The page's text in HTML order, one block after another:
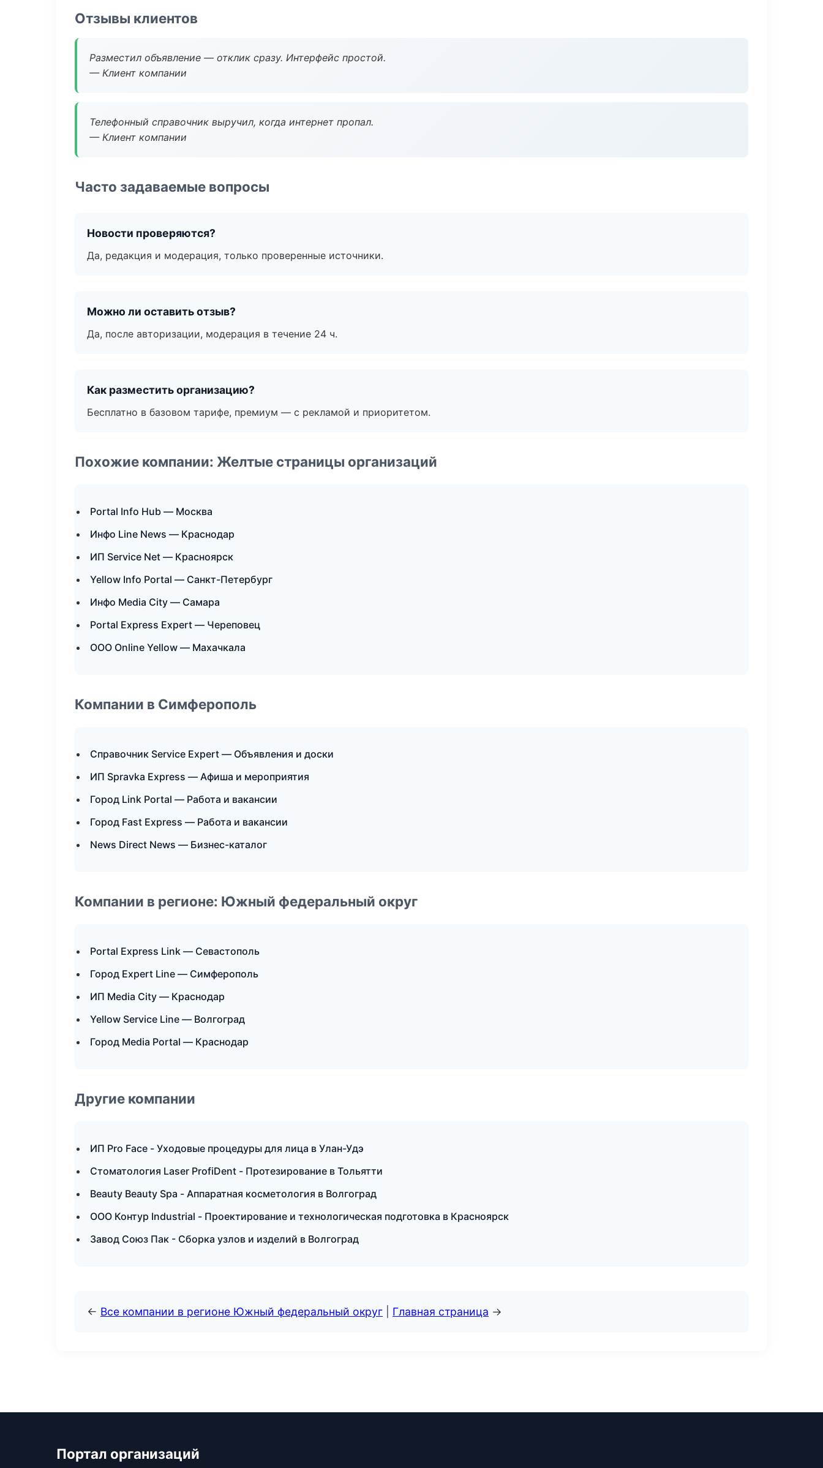
Отзывы клиентов
Разместил объявление — отклик сразу. Интерфейс простой.
— Клиент компании
Телефонный справочник выручил, когда интернет пропал.
— Клиент компании
Часто задаваемые вопросы
Новости проверяются?
Да, редакция и модерация, только проверенные источники.
Можно ли оставить отзыв?
Да, после авторизации, модерация в течение 24 ч.
Как разместить организацию?
Бесплатно в базовом тарифе, премиум — с рекламой и приоритетом.
Похожие компании: Желтые страницы организаций
Portal Info Hub — Москва
Инфо Line News — Краснодар
ИП Service Net — Красноярск
Yellow Info Portal — Санкт-Петербург
Инфо Media City — Самара
Portal Express Expert — Череповец
ООО Online Yellow — Махачкала
Компании в Симферополь
Справочник Service Expert — Объявления и доски
ИП Spravka Express — Афиша и мероприятия
Город Link Portal — Работа и вакансии
Город Fast Express — Работа и вакансии
News Direct News — Бизнес-каталог
Компании в регионе: Южный федеральный округ
Portal Express Link — Севастополь
Город Expert Line — Симферополь
ИП Media City — Краснодар
Yellow Service Line — Волгоград
Город Media Portal — Краснодар
Другие компании
ИП Pro Face - Уходовые процедуры для лица в Улан-Удэ
Стоматология Laser ProfiDent - Протезирование в Тольятти
Beauty Beauty Spa - Аппаратная косметология в Волгоград
ООО Контур Industrial - Проектирование и технологическая подготовка в Красноярск
Завод Союз Пак - Сборка узлов и изделий в Волгоград
← Все компании в регионе Южный федеральный округ Главная страница →
Портал организаций